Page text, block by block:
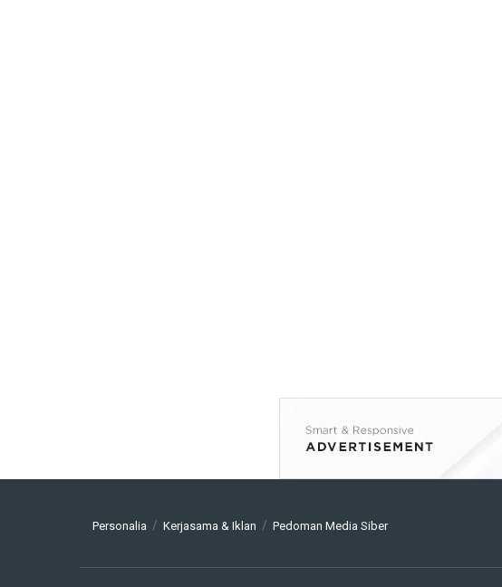
Personalia Kerjasama & Iklan Pedoman Media Siber